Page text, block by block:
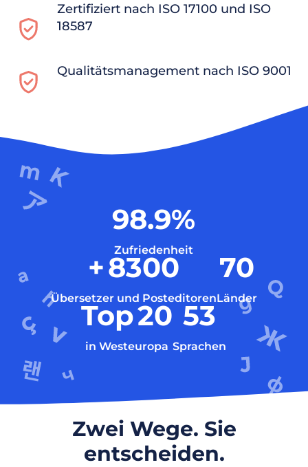
Zertifiziert nach ISO 17100 und ISO
18587
Qualitätsmanagement nach ISO 9001
98.9%
Zufriedenheit
+8300
Übersetzer und Posteditoren
70
Länder
Top20
in Westeuropa
53
Sprachen
Zwei Wege. Sie
entscheiden.